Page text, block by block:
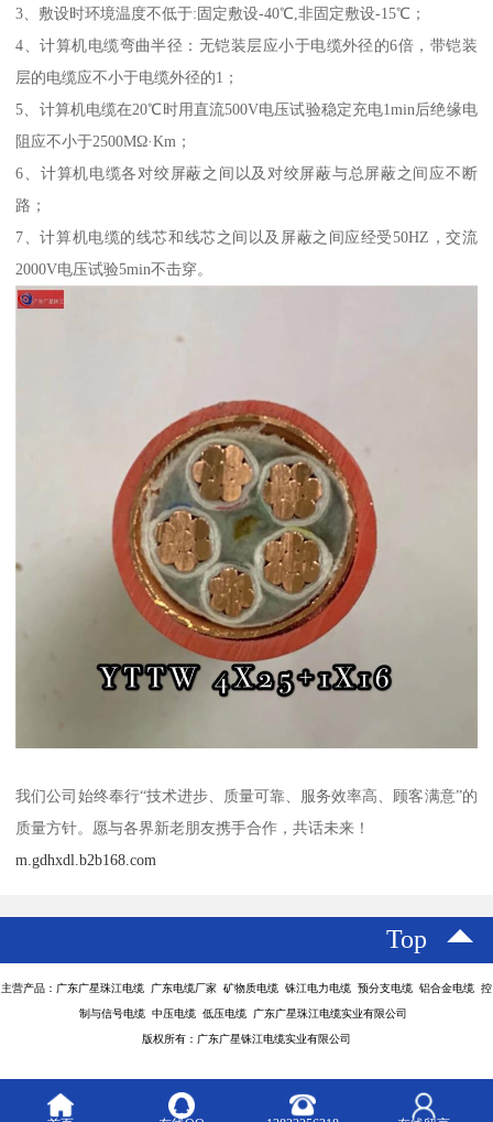
3、敷设时环境温度不低于:固定敷设-40℃,非固定敷设-15℃；
4、计算机电缆弯曲半径：无铠装层应小于电缆外径的6倍，带铠装
层的电缆应不小于电缆外径的1；
5、计算机电缆在20℃时用直流500V电压试验稳定充电1min后绝缘电
阻应不小于2500MΩ·Km；
6、计算机电缆各对绞屏蔽之间以及对绞屏蔽与总屏蔽之间应不断
路；
7、计算机电缆的线芯和线芯之间以及屏蔽之间应经受50HZ，交流
2000V电压试验5min不击穿。
我们公司始终奉行“技术进步、质量可靠、服务效率高、顾客满意”的
质量方针。愿与各界新老朋友携手合作，共话未来！
m.gdhxdl.b2b168.com
Top
主营产品：广东广星珠江电缆 广东电缆厂家 矿物质电缆 铢江电力电缆 预分支电缆 铝合金电缆 控
制与信号电缆 中压电缆 低压电缆 广东广星珠江电缆实业有限公司
版权所有：广东广星铢江电缆实业有限公司